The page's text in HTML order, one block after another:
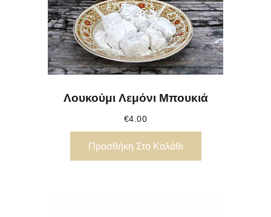
Λουκούμι Λεμόνι Μπουκιά
€4.00
Προσθήκη Στο Καλάθι